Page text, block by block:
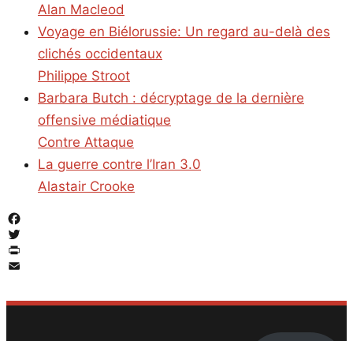
Alan Macleod
Voyage en Biélorussie: Un regard au-delà des
clichés occidentaux
Philippe Stroot
Barbara Butch : décryptage de la dernière
offensive médiatique
Contre Attaque
La guerre contre l’Iran 3.0
Alastair Crooke
Facebook
Twitter
PrintFriendly